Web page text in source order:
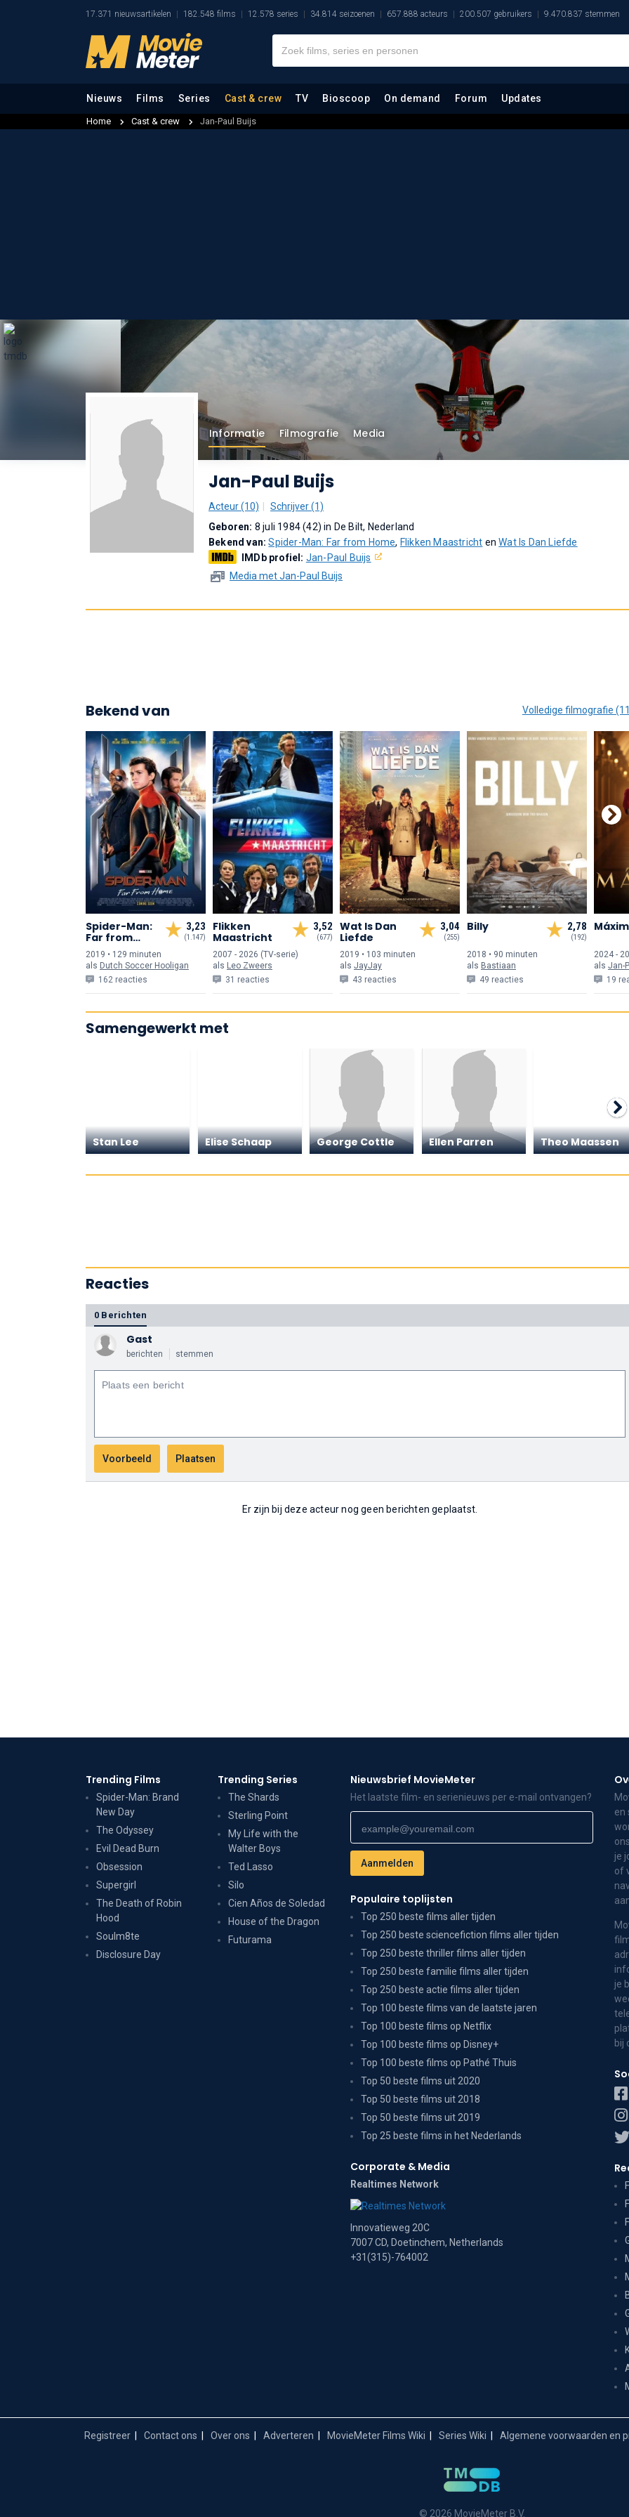
17.371 nieuwsartikelen 182.548 films 12.578 series 34.814 seizoenen 657.888 acteurs 200.507 gebruikers 9.470.837 stemmen
Nieuws Films Series Cast & crew TV Bioscoop On demand Forum Updates
Home Cast & crew Jan-Paul Buijs
Informatie Filmografie Media
Jan-Paul Buijs
Acteur (10)
Schrijver (1)
Geboren: 8 juli 1984 (42) in De Bilt, Nederland
Bekend van:Spider-Man: Far from Home, Flikken Maastricht enWat Is Dan Liefde
IMDb profiel: Jan-Paul Buijs
Media met Jan-Paul Buijs
Bekend van Volledige filmografie
3,23
(1.147)
Spider-Man:
Far from
Home
2019 • 129 minuten
als Dutch Soccer Hooligan
162 reacties
3,52
(677)
Flikken
Maastricht
2007 - 2026 (TV-serie)
als Leo Zweers
31 reacties
3,04
(255)
Wat Is Dan
Liefde
2019 • 103 minuten
als JayJay
43 reacties
2,78
(192)
Billy
2018 • 90 minuten
als Bastiaan
49 reacties
2024 -
als Jan-
19
Samengewerkt met
Stan Lee Elise Schaap George Cottle Ellen Parren Theo Maassen
Reacties
0 Berichten
Gast
berichten stemmen
Er zijn bij deze acteur nog geen berichten geplaatst.
Trending Films
Spider-Man: Brand
New Day
The Odyssey
Evil Dead Burn
Obsession
Supergirl
The Death of Robin
Hood
Soulm8te
Disclosure Day
Trending Series
The Shards
Sterling Point
My Life with the
Walter Boys
Ted Lasso
Silo
Cien Años de Soledad
House of the Dragon
Futurama
Nieuwsbrief MovieMeter
Het laatste film- en serienieuws per e-mail ontvangen?
Populaire toplijsten
Top 250 beste films aller tijden
Top 250 beste sciencefiction films aller tijden
Top 250 beste thriller films aller tijden
Top 250 beste familie films aller tijden
Top 250 beste actie films aller tijden
Top 100 beste films van de laatste jaren
Top 100 beste films op Netflix
Top 100 beste films op Disney+
Top 100 beste films op Pathé Thuis
Top 50 beste films uit 2020
Top 50 beste films uit 2018
Top 50 beste films uit 2019
Top 25 beste films in het Nederlands
Corporate & Media
Realtimes Network
Innovatieweg 20C
7007 CD, Doetinchem, Netherlands
+31(315)-764002
en
je
of
je
bij
Registreer Contact ons Over ons Adverteren MovieMeter Films Wiki Series Wiki Algemene voorwaarden en
© 2026 MovieMeter B.V.